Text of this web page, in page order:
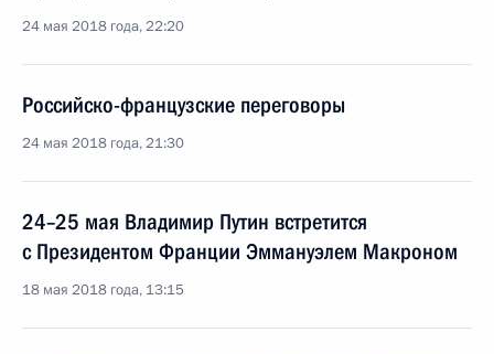
24 мая 2018 года, 22:20
Российско-французские переговоры
24 мая 2018 года, 21:30
24–25 мая Владимир Путин встретится
с Президентом Франции Эммануэлем Макроном
18 мая 2018 года, 13:15